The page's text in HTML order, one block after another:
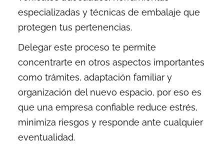
especializadas y técnicas de embalaje que
protegen tus pertenencias.
Delegar este proceso te permite
concentrarte en otros aspectos importantes
como trámites, adaptación familiar y
organización del nuevo espacio, por eso es
que una empresa confiable reduce estrés,
minimiza riesgos y responde ante cualquier
eventualidad.